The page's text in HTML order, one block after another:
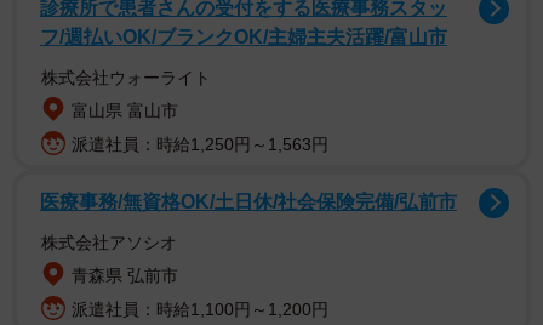
▽②おしゃれ着洗剤×液体酸素漂白剤（おすすめ度
★★★★）
冬の時期は、アルカリ性洗剤やお湯が使えないコート・ニ
そんな時に使えるのが「おしゃれ着洗剤」と「液体酸素漂
白剤」を洗濯機へ一緒に入れておしゃれ着コースで洗濯す
る方法です。臭いが頑固な場合にはぬるま湯に液体酸素系
漂白剤を溶かして、30分程つけ置きしてから通常洗濯する
診療所で患者さんの受付をする医療事務スタッ
フ/週払いOK/ブランクOK/主婦主夫活躍/富山市
株式会社ウォーライト
富山県 富山市
派遣社員：時給1,250円～1,563円
医療事務/無資格OK/土日休/社会保険完備/弘前市
株式会社アソシオ
青森県 弘前市
派遣社員：時給1,100円～1,200円